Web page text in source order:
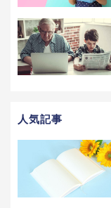
人気記事